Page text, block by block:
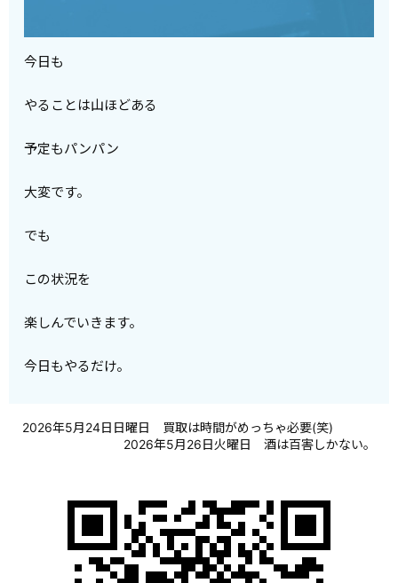
今日も
やることは山ほどある
予定もパンパン
大変です。
でも
この状況を
楽しんでいきます。
今日もやるだけ。
2026年5月24日日曜日 買取は時間がめっちゃ必要(笑)
2026年5月26日火曜日 酒は百害しかない。